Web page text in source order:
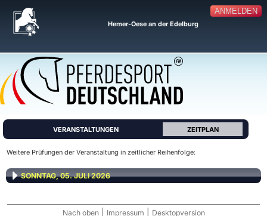
ANMELDEN
Hemer-Oese an der Edelburg
VERANSTALTUNGEN ZEITPLAN
Weitere Prüfungen der Veranstaltung in zeitlicher Reihenfolge:
SONNTAG, 05. JULI 2026
Nach oben Impressum Desktopversion